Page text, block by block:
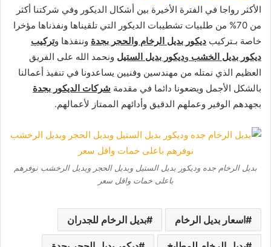
الأكثر رواجا في الفترة الأخيرة بين أشكال الديكور وفي شركتنا أكثر
من 70% من طلبيات تشطيبات الديكور التي تلقيناها ونفذناها مؤخرا
خاصة بـتركيب ديكور بديل الرخام والحجر بجدة وننفذها وتركيب
ديكور بديل الخشب وديكور بديل الستيل ونحمد الله على الفريق
العظيم الذي نمتله من مهندسين وفنيين يساعدونا في تنفيذ أعمالنا
بالشكل الأجمل ويضعونا دائما في مقدمة شركات الديكور بجدة
بجهدهم الوفير وعملهم الدقيق وأدائهم الممتاز لأعمالهم.
بديل الرخام جده وديكور بديل الستيل وبديل الحجر وبديل الرخشب نوفرهم
باعلى خمات واقل سعر
اسعار بديل الرخام بديل الرخام للجدران